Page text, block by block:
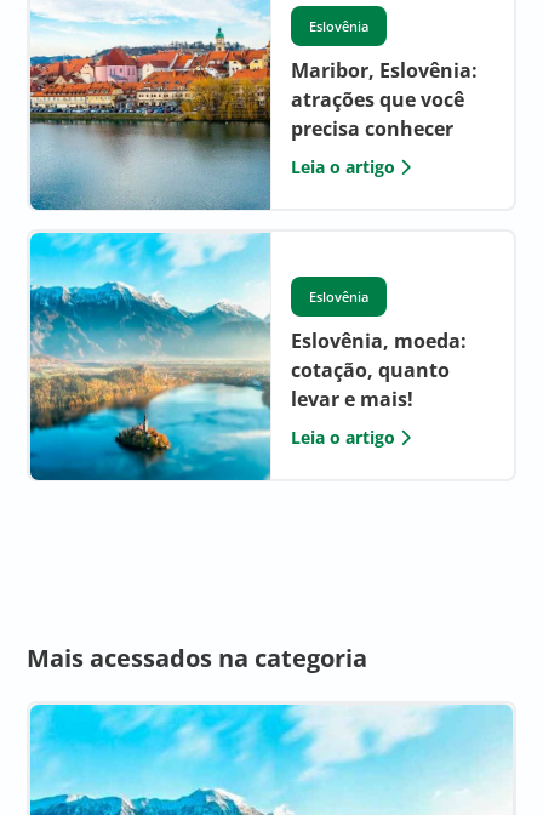
Eslovênia
Maribor, Eslovênia:
atrações que você
precisa conhecer
Leia o artigo
Eslovênia
Eslovênia, moeda:
cotação, quanto
levar e mais!
Leia o artigo
Mais acessados na categoria